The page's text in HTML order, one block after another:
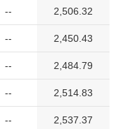
-- 2,506.32
-- 2,450.43
-- 2,484.79
-- 2,514.83
-- 2,537.37